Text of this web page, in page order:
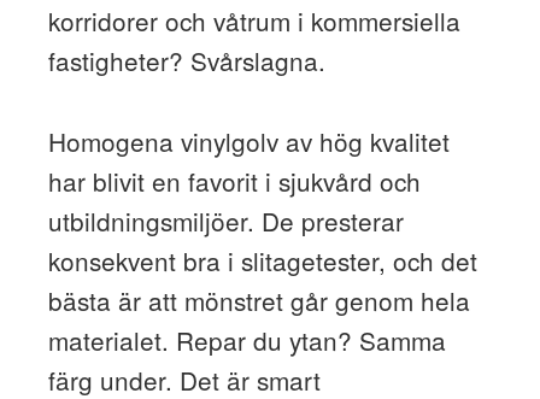
korridorer och våtrum i kommersiella
fastigheter? Svårslagna.
Homogena vinylgolv av hög kvalitet
har blivit en favorit i sjukvård och
utbildningsmiljöer. De presterar
konsekvent bra i slitagetester, och det
bästa är att mönstret går genom hela
materialet. Repar du ytan? Samma
färg under. Det är smart